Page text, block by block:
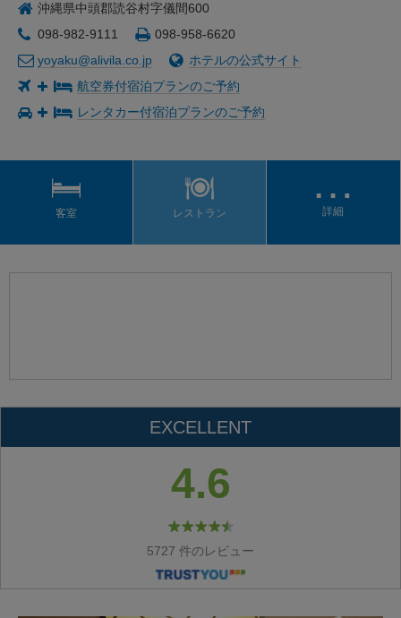
沖縄県中頭郡読谷村字儀間600
098-982-9111
098-958-6620
yoyaku@alivila.co.jp
ホテルの公式サイト
航空券付宿泊プランのご予約
レンタカー付宿泊プランのご予約
客室 レストラン
…
詳細
EXCELLENT
4.6
5727 件のレビュー